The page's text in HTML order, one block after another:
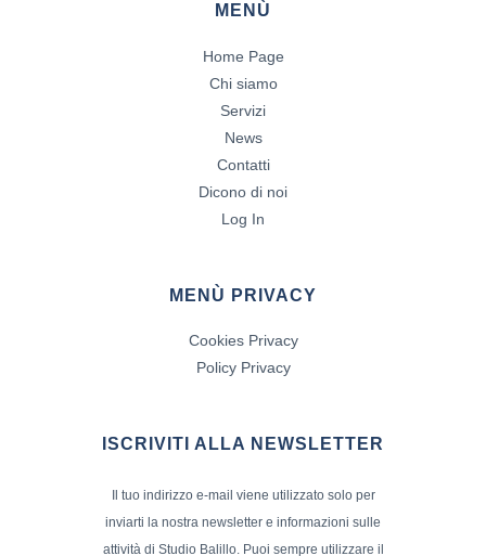
MENÙ
Home Page
Chi siamo
Servizi
News
Contatti
Dicono di noi
Log In
MENÙ PRIVACY
Cookies Privacy
Policy Privacy
ISCRIVITI ALLA NEWSLETTER
Il tuo indirizzo e-mail viene utilizzato solo per
inviarti la nostra newsletter e informazioni sulle
attività di Studio Balillo. Puoi sempre utilizzare il